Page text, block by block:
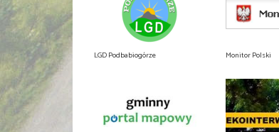
LGD Podbabiogórze Monitor Polski